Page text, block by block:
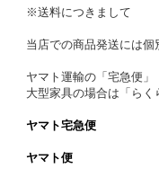
※送料につきまして
当店での商品発送には個
ヤマト運輸の「宅急便」
大型家具の場合は「らく
ヤマト宅急便
ヤマト便